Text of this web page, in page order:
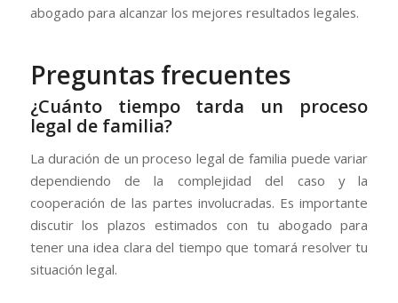
abogado para alcanzar los mejores resultados legales.
Preguntas frecuentes
¿Cuánto tiempo tarda un proceso
legal de familia?
La duración de un proceso legal de familia puede variar
dependiendo de la complejidad del caso y la
cooperación de las partes involucradas. Es importante
discutir los plazos estimados con tu abogado para
tener una idea clara del tiempo que tomará resolver tu
situación legal.